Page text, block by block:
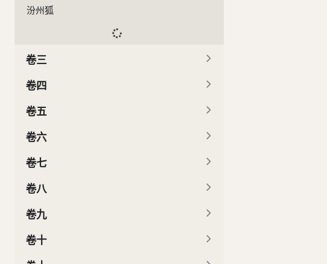
汾州狐
卷三
卷四
卷五
卷六
卷七
卷八
卷九
卷十